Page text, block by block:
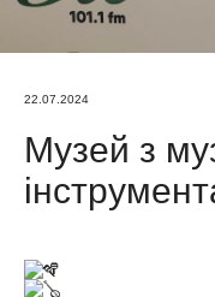
22.07.2024
Музей з